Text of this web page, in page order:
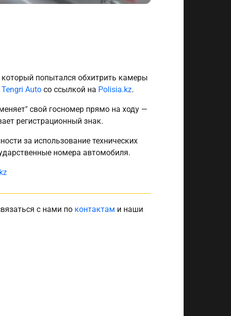
попытался обхитрить камеры
Tengri Auto со ссылкой на Polisia.kz.
свой госномер прямо на ходу —
регистрационный знак.
за использование технических
номера автомобиля.
с нами по контактам и наши